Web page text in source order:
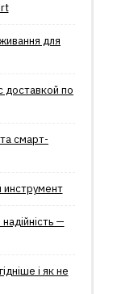
для
доставкой по
смарт-
инструмент
—
і як не